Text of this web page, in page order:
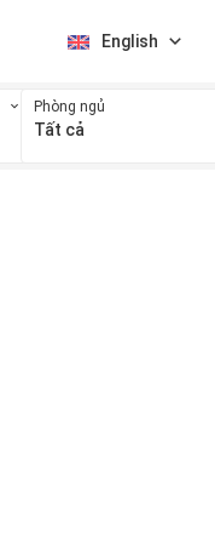
English
Phòng ngủ
Tất cả